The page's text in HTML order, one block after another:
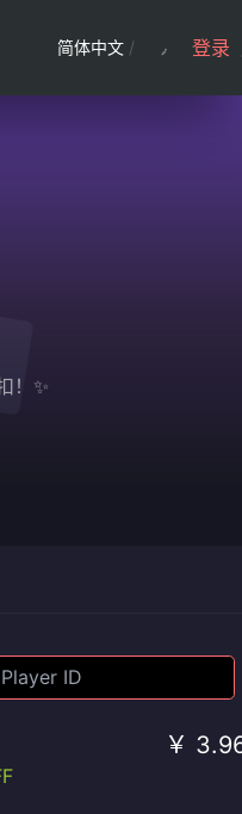
简体中文 / 登录
！✨
￥